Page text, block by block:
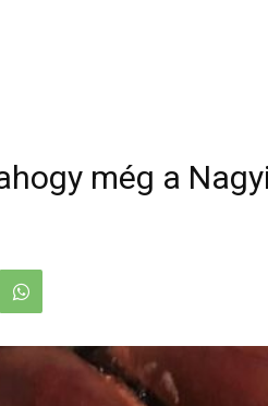
még a